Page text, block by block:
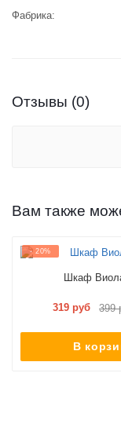
Фабрика:
Отзывы (0)
Вам также
- 20%
Шкаф
319 руб 399
В